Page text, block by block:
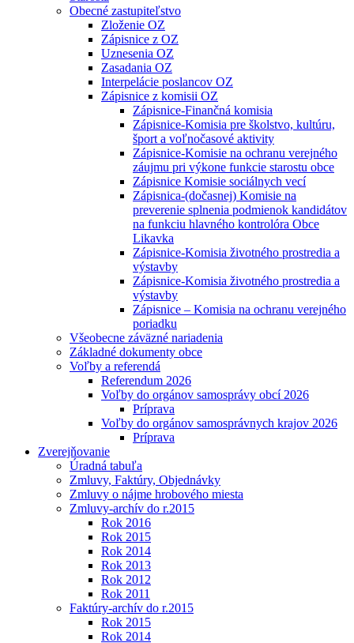
Obecné zastupiteľstvo
Zloženie OZ
Zápisnice z OZ
Uznesenia OZ
Zasadania OZ
Interpelácie poslancov OZ
Zápisnice z komisii OZ
Zápisnice-Finančná komisia
Zápisnice-Komisia pre školstvo, kultúru,
šport a voľnočasové aktivity
Zápisnice-Komisie na ochranu verejného
záujmu pri výkone funkcie starostu obce
Zápisnice Komisie sociálnych vecí
Zápisnica-(dočasnej) Komisie na
preverenie splnenia podmienok kandidátov
na funkciu hlavného kontrolóra Obce
Likavka
Zápisnice-Komisia životného prostredia a
výstavby
Zápisnice-Komisia životného prostredia a
výstavby
Zápisnice – Komisia na ochranu verejného
poriadku
Všeobecne záväzné nariadenia
Základné dokumenty obce
Voľby a referendá
Referendum 2026
Voľby do orgánov samosprávy obcí 2026
Príprava
Voľby do orgánov samosprávnych krajov 2026
Príprava
Zverejňovanie
Úradná tabuľa
Zmluvy, Faktúry, Objednávky
Zmluvy o nájme hrobového miesta
Zmluvy-archív do r.2015
Rok 2016
Rok 2015
Rok 2014
Rok 2013
Rok 2012
Rok 2011
Faktúry-archív do r.2015
Rok 2015
Rok 2014